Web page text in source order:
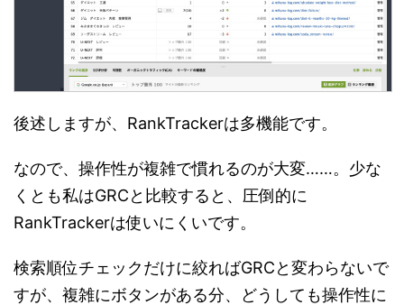
後述しますが、RankTrackerは多機能です。
なので、操作性が複雑で慣れるのが大変……。少な
くとも私はGRCと比較すると、圧倒的に
RankTrackerは使いにくいです。
検索順位チェックだけに絞ればGRCと変わらないで
すが、複雑にボタンがある分、どうしても操作性に